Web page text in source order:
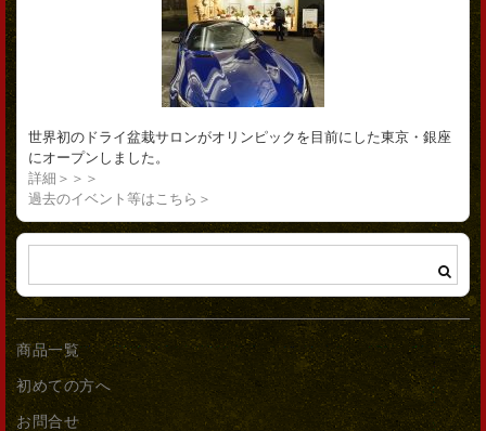
世界初のドライ盆栽サロンがオリンピックを目前にした東京・銀座
にオープンしました。
詳細＞＞＞
過去のイベント等はこちら＞
商品一覧
初めての方へ
お問合せ